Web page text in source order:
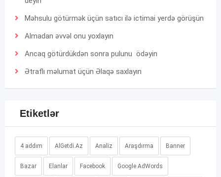
Məhsulu götürmək üçün satıcı ilə ictimai yerdə görüşün
Almadan əvvəl onu yoxlayın
Ancaq götürdükdən sonra pulunu ödəyin
Ətraflı məlumat üçün Əlaqə saxlayın
Etiketlər
4 addım AlGetdi.Az Analiz Araşdırma Banner
Bazar Elanlar Facebook Google AdWords